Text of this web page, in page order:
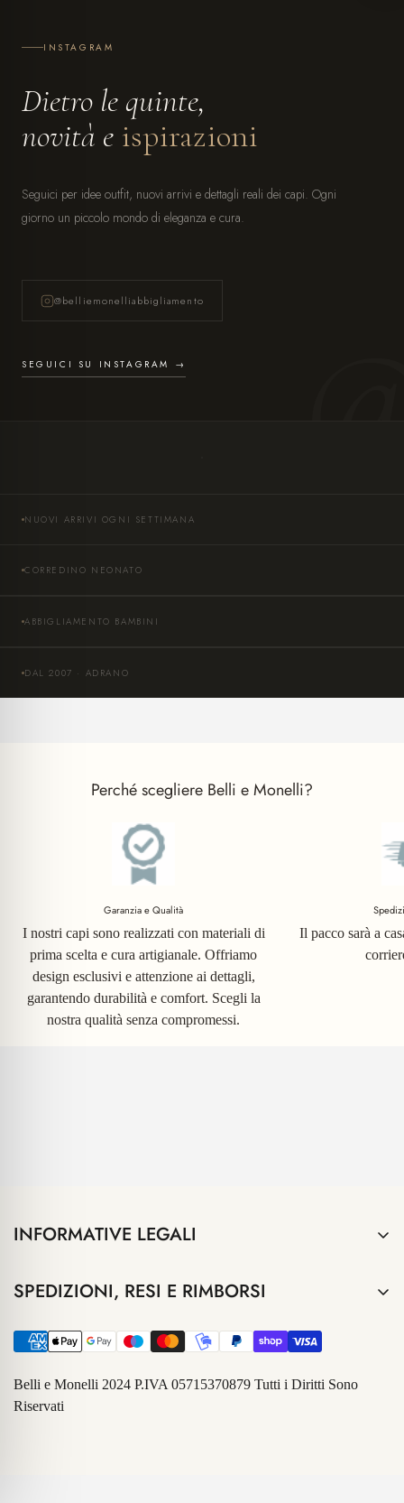
INSTAGRAM
Dietro le quinte,
novità e ispirazioni
Seguici per idee outfit, nuovi arrivi e dettagli reali dei capi. Ogni
giorno un piccolo mondo di eleganza e cura.
@belliemonelliabbigliamento
SEGUICI SU INSTAGRAM →
NUOVI ARRIVI OGNI SETTIMANA
CORREDINO NEONATO
ABBIGLIAMENTO BAMBINI
DAL 2007 · ADRANO
Perché scegliere Belli e Monelli?
Garanzia e Qualità
I nostri capi sono realizzati con materiali di
prima scelta e cura artigianale. Offriamo
design esclusivi e attenzione ai dettagli,
garantendo durabilità e comfort. Scegli la
nostra qualità senza compromessi.
Il pacco sarà a
INFORMATIVE LEGALI
Privacy Policy
Contatti
CHI SIAMO
SPEDIZIONI, RESI E RIMBORSI
Informazioni sulle spedizioni
Belli e Monelli 2024 P.IVA 05715370879 Tutti i Diritti Sono
Riservati